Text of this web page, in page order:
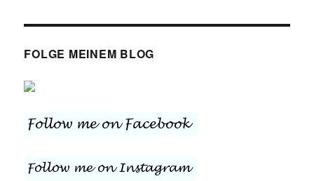
FOLGE MEINEM BLOG